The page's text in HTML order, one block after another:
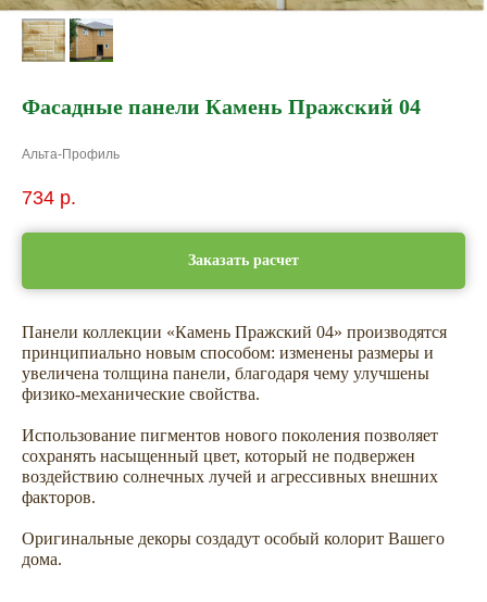
Фасадные панели Камень Пражский 04
Альта-Профиль
734 р.
Заказать расчет
Панели коллекции «Камень Пражский 04» производятся
принципиально новым способом: изменены размеры и
увеличена толщина панели, благодаря чему улучшены
физико-механические свойства.
Использование пигментов нового поколения позволяет
сохранять насыщенный цвет, который не подвержен
воздействию солнечных лучей и агрессивных внешних
факторов.
Оригинальные декоры создадут особый колорит Вашего
дома.
ХОТИТЕ
ПРИЦЕНИТЬСЯ?